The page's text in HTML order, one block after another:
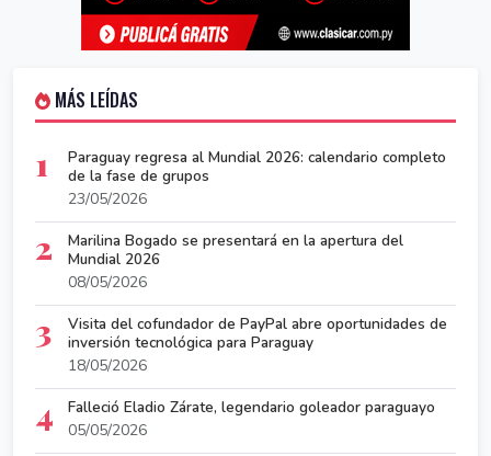
MÁS LEÍDAS
1
Paraguay regresa al Mundial 2026: calendario completo
de la fase de grupos
23/05/2026
2
Marilina Bogado se presentará en la apertura del
Mundial 2026
08/05/2026
3
Visita del cofundador de PayPal abre oportunidades de
inversión tecnológica para Paraguay
18/05/2026
4
Falleció Eladio Zárate, legendario goleador paraguayo
05/05/2026